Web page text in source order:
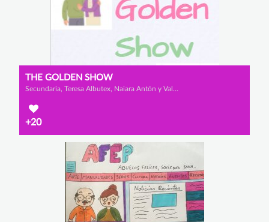
THE GOLDEN SHOW
Secundaria, Teresa Albutex, Naiara Antón y Valeria Cano
+20